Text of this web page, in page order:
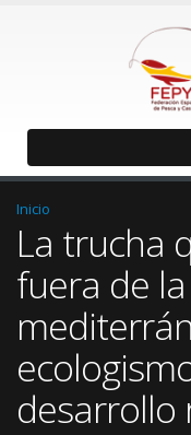
Inicio
La trucha
fuera de
desarrollo